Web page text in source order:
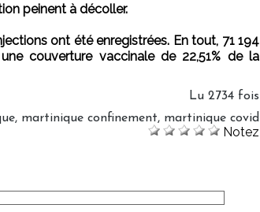
peinent à décoller.
ont été enregistrées. En tout, 71 194
couverture vaccinale de 22,51% de la
Lu 2734 fois
, martinique confinement, martinique covid
Notez